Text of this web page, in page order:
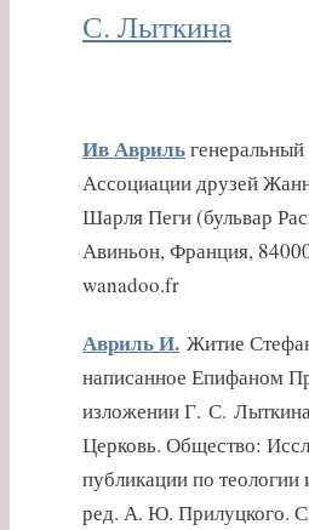
С. Лыткина
Ив Аврильгенеральный
Ассоциации друзей
Шарля Пеги (бульвар
Авиньон, Франция,
wanadoo.fr
Авриль И. Житие
написанное Епифаном
изложении Г. С.
Церковь. Общество:
публикации по
ред. А. Ю. Прилуцкого.